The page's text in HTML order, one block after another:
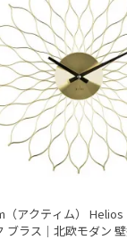
（アクティム） Helios
ブラス｜北欧モダン